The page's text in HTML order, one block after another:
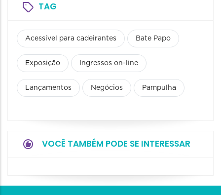
TAG
Acessível para cadeirantes Bate Papo
Exposição Ingressos on-line
Lançamentos Negócios Pampulha
VOCÊ TAMBÉM PODE SE INTERESSAR